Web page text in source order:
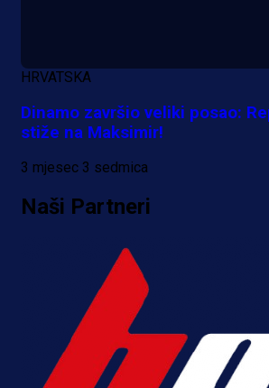
Premijer liga BiH
Bez pobjednika u
Sarajevo kiksalo na
prvenstva!
HRVATSKA
Dinamo završio veliki posao:
stiže na Maksimir!
3 mjesec 3 sedmica
Naši Partneri